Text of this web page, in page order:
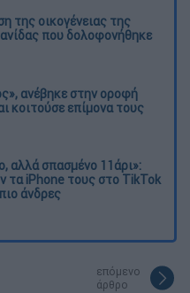
της οικογένειας της
που δολοφονήθηκε
ανέβηκε στην οροφή
κοιτούσε επίμονα τους
αλλά σπασμένο 11άρι»:
τα iPhone τους στο TikTok
άνδρες
επόμενο
άρθρο